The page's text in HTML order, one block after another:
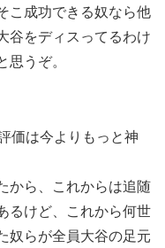
こ成功できる奴なら他
谷をディスってるわけ
思うぞ。
価は今よりもっと神
から、これからは追随
るけど、これから何世
奴らが全員大谷の足元